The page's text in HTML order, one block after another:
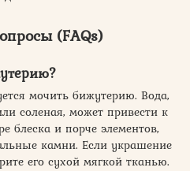
(FAQs)
мочить бижутерию. Вода,
соленая, может привести к
блеска и порче элементов,
камни. Если украшение
его сухой мягкой тканью.